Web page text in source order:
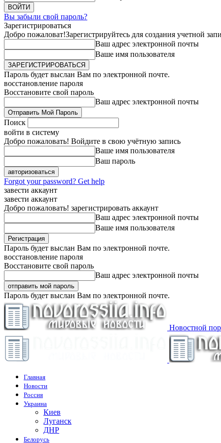
Вы забыли свой пароль?
Зарегистрироваться
Добро пожаловат!Зарегистрируйтесь для создания учетной
Ваш адрес электронной почты
Ваше имя пользователя
Пароль будет выслан Вам по электронной почте.
восстановление пароля
Восстановите свой пароль
Ваш адрес электронной почты
Поиск
войти в систему
Добро пожаловать! Войдите в свою учётную запись
Ваше имя пользователя
Ваш пароль
Forgot your password? Get help
завести аккаунт
завести аккаунт
Добро пожаловать! зарегистрировать аккаунт
Ваш адрес электронной почты
Ваше имя пользователя
Пароль будет выслан Вам по электронной почте.
восстановление пароля
Восстановите свой пароль
Ваш адрес электронной почты
Пароль будет выслан Вам по электронной почте.
Новостной
Главная
Новости
Россия
Украина
Киев
Луганск
ДНР
Белорусь